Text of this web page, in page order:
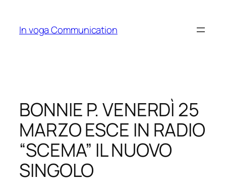
content
In voga Communication
BONNIE P. VENERDÌ 25
MARZO ESCE IN RADIO
“SCEMA” IL NUOVO
SINGOLO